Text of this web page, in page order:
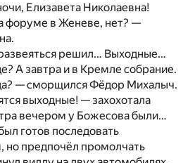
Елизавета Николаевна!
форуме в Женеве, нет? —
решил… Выходные…
А завтра и в Кремле собрание.
— сморщился Фёдор Михалыч.
выходные! — захохотала
вечером у Божесова были…
готов последовать
но предпочёл промолчать